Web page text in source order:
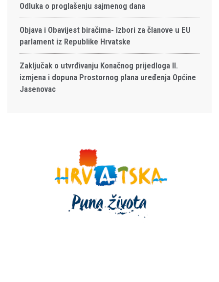
Odluka o proglašenju sajmenog dana
Objava i Obavijest biračima- Izbori za članove u EU
parlament iz Republike Hrvatske
Zaključak o utvrđivanju Konačnog prijedloga II.
izmjena i dopuna Prostornog plana uređenja Općine
Jasenovac